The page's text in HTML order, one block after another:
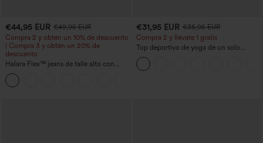
€44,95 EUR €49,95 EUR
Compra 2 y obtén un 10% de descuento
| Compra 3 y obtén un 20% de
descuento
Halara Flex™ jeans de talle alto con
bolsillos, dobladillo enrollado, pierna
ancha y efecto lavado, estilo casual
€31,95 EUR €35,95 EUR
Compra 2 y llévate 1 gratis
Top deportivo de yoga de un solo
hombro, manga larga con agujero para
el pulgar, dobladillo curvo estilo high-
low (frente más corto, espalda más